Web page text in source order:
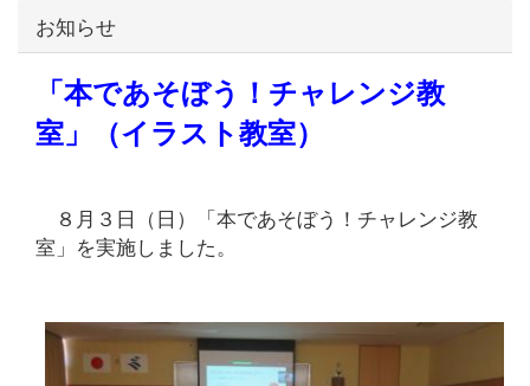
お知らせ
「本であそぼう！チャレンジ教
室」（イラスト教室）
８月３日（日）「本であそぼう！チャレンジ教
室」を実施しました。